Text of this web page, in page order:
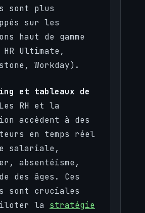
sont plus
sur les
haut de gamme
HR Ultimate,
Workday).
et tableaux de
RH et la
accèdent à des
en temps réel
salariale,
absentéisme,
des âges. Ces
sont cruciales
la stratégie